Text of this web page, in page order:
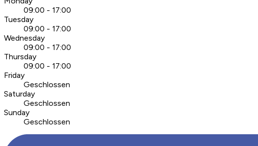
09:00 - 17:00
Tuesday
09:00 - 17:00
Wednesday
09:00 - 17:00
Thursday
09:00 - 17:00
Friday
Geschlossen
Saturday
Geschlossen
Sunday
Geschlossen